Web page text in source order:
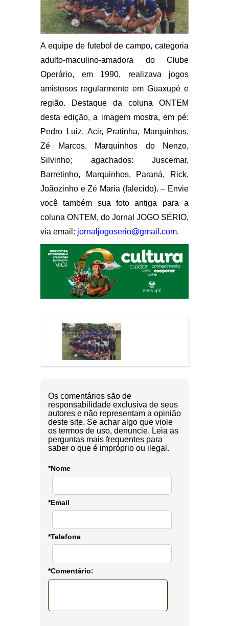
A equipe de futebol de campo, categoria
adulto-maculino-amadora do Clube
Operário, em 1990, realizava jogos
amistosos regularmente em Guaxupé e
região. Destaque da coluna ONTEM
desta edição, a imagem mostra, em pé:
Pedro Luiz, Acir, Pratinha, Marquinhos,
Zé Marcos, Marquinhos do Nenzo,
Silvinho; agachados: Juscemar,
Barretinho, Marquinhos, Paraná, Rick,
Joãozinho e Zé Maria (falecido). – Envie
você também sua foto antiga para a
coluna ONTEM, do Jornal JOGO SÉRIO,
via email: jornaljogoserio@gmail.com.
Os comentários são de
responsabilidade exclusiva de seus
autores e não representam a opinião
deste site. Se achar algo que viole
os termos de uso, denuncie. Leia as
perguntas mais frequentes para
saber o que é impróprio ou ilegal.
*Nome
*Email
*Telefone
*Comentário: